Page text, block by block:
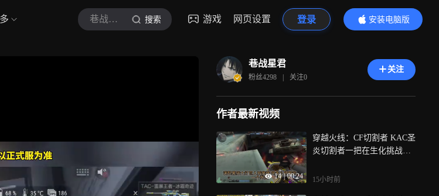
巷战星君 搜索 游戏 网页设置 登录
安装电脑版
内容更精彩
巷战星君
粉丝4298 | 关注0
关注
作者最新视频
14 | 00:24
穿越火线：CF切割者 KAC圣
炎切割者一把在生化挑战都
15小时前